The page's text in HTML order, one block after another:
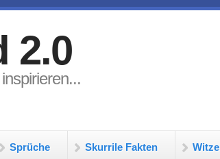
2.0
Sprüche Skurrile Fakten Witze